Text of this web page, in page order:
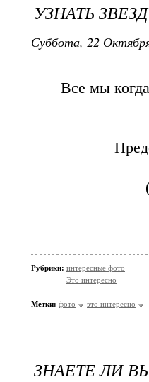
УЗНАТЬ
Суббота, 22
Все мы
Рубрики: интересные фото
Это интересно
Метки: фото это интересно
ЗНАЕТЕ ЛИ